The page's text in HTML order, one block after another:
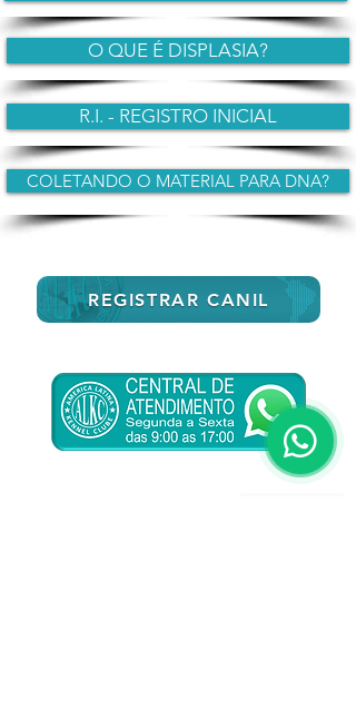
O QUE É DISPLASIA?
R.I. - REGISTRO INICIAL
COLETANDO O MATERIAL PARA DNA?
REGISTRAR CANIL